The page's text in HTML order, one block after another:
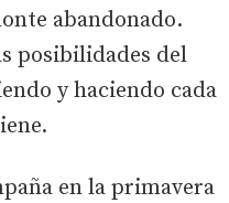
abandonado.
posibilidades del
y haciendo cada
en la primavera